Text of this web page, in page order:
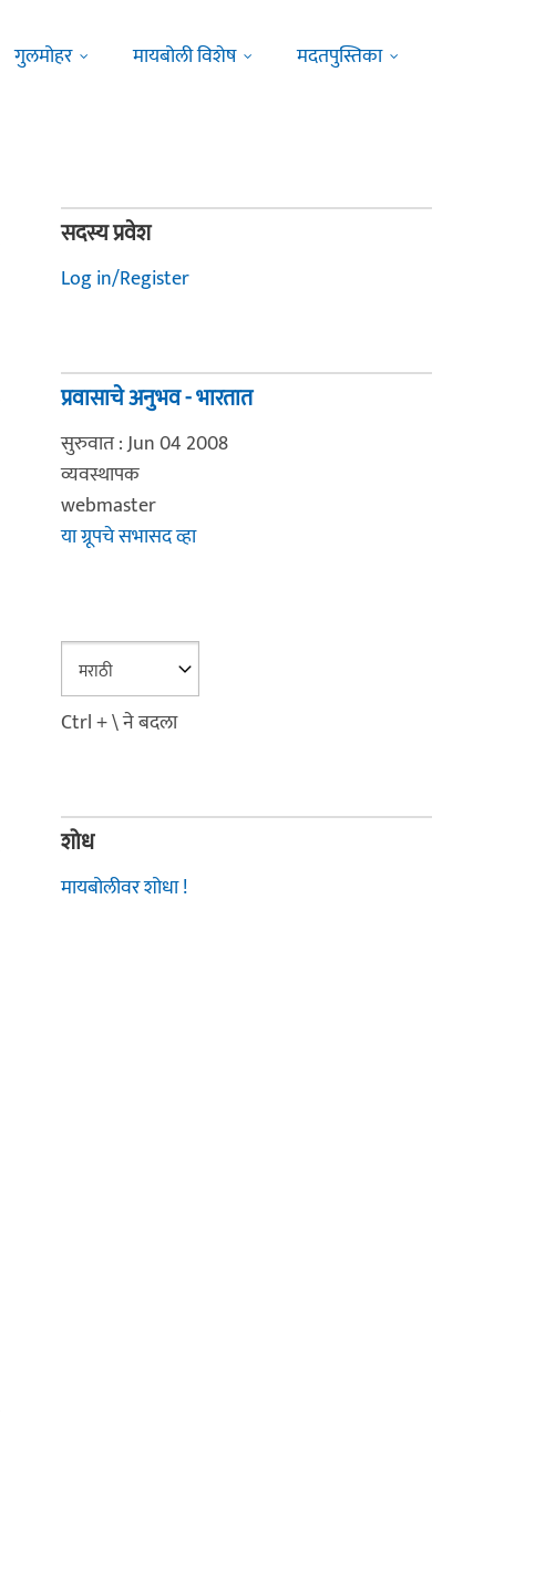
गुलमोहर मायबोली विशेष मदतपुस्तिका
सदस्य प्रवेश
Log in/Register
प्रवासाचे अनुभव - भारतात
सुरुवात : Jun 04 2008
व्यवस्थापक
webmaster
या ग्रूपचे सभासद व्हा
Ctrl + \ ने बदला
शोध
मायबोलीवर शोधा !